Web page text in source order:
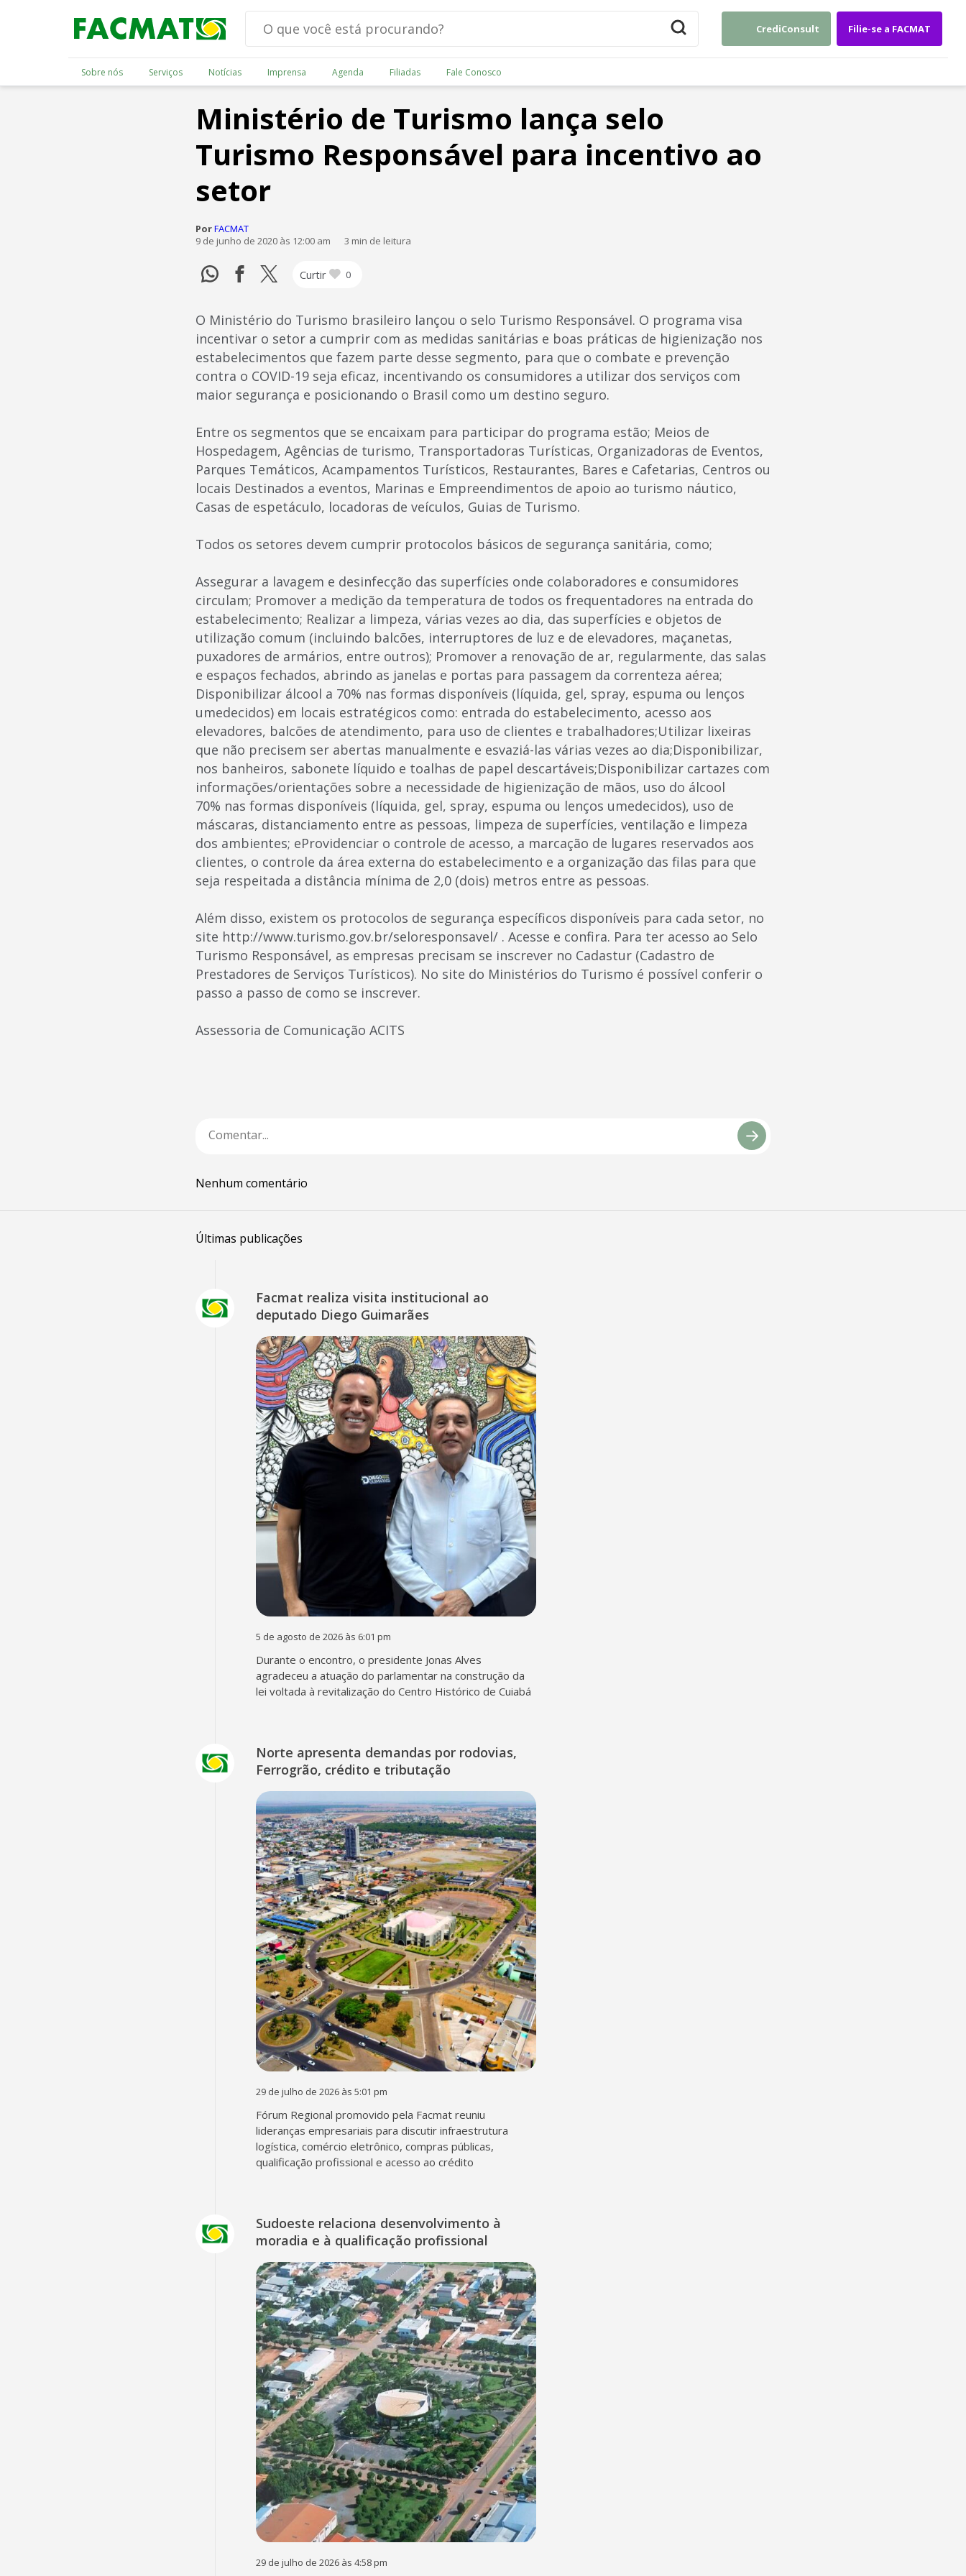
CrediConsult Filie-se a FACMAT
Sobre nós Serviços Notícias Imprensa Agenda Filiadas Fale Conosco
Ministério de Turismo lança selo
Turismo Responsável para incentivo ao
setor
PorFACMAT
9 de junho de 2020 às 12:00 am
3 min de leitura
Curtir 0
O Ministério do Turismo brasileiro lançou o selo Turismo Responsável. O programa visa
incentivar o setor a cumprir com as medidas sanitárias e boas práticas de higienização nos
estabelecimentos que fazem parte desse segmento, para que o combate e prevenção
contra o COVID-19 seja eficaz, incentivando os consumidores a utilizar dos serviços com
maior segurança e posicionando o Brasil como um destino seguro.
Entre os segmentos que se encaixam para participar do programa estão; Meios de
Hospedagem, Agências de turismo, Transportadoras Turísticas, Organizadoras de Eventos,
Parques Temáticos, Acampamentos Turísticos, Restaurantes, Bares e Cafetarias, Centros ou
locais Destinados a eventos, Marinas e Empreendimentos de apoio ao turismo náutico,
Casas de espetáculo, locadoras de veículos, Guias de Turismo.
Todos os setores devem cumprir protocolos básicos de segurança sanitária, como;
Assegurar a lavagem e desinfecção das superfícies onde colaboradores e consumidores
circulam; Promover a medição da temperatura de todos os frequentadores na entrada do
estabelecimento; Realizar a limpeza, várias vezes ao dia, das superfícies e objetos de
utilização comum (incluindo balcões, interruptores de luz e de elevadores, maçanetas,
puxadores de armários, entre outros); Promover a renovação de ar, regularmente, das salas
e espaços fechados, abrindo as janelas e portas para passagem da correnteza aérea;
Disponibilizar álcool a 70% nas formas disponíveis (líquida, gel, spray, espuma ou lenços
umedecidos) em locais estratégicos como: entrada do estabelecimento, acesso aos
elevadores, balcões de atendimento, para uso de clientes e trabalhadores;Utilizar lixeiras
que não precisem ser abertas manualmente e esvaziá-las várias vezes ao dia;Disponibilizar,
nos banheiros, sabonete líquido e toalhas de papel descartáveis;Disponibilizar cartazes com
informações/orientações sobre a necessidade de higienização de mãos, uso do álcool
70% nas formas disponíveis (líquida, gel, spray, espuma ou lenços umedecidos), uso de
máscaras, distanciamento entre as pessoas, limpeza de superfícies, ventilação e limpeza
dos ambientes; eProvidenciar o controle de acesso, a marcação de lugares reservados aos
clientes, o controle da área externa do estabelecimento e a organização das filas para que
seja respeitada a distância mínima de 2,0 (dois) metros entre as pessoas.
Além disso, existem os protocolos de segurança específicos disponíveis para cada setor, no
site http://www.turismo.gov.br/seloresponsavel/ . Acesse e confira. Para ter acesso ao Selo
Turismo Responsável, as empresas precisam se inscrever no Cadastur (Cadastro de
Prestadores de Serviços Turísticos). No site do Ministérios do Turismo é possível conferir o
passo a passo de como se inscrever.
Assessoria de Comunicação ACITS
Nenhum comentário
Últimas publicações
Facmat realiza visita institucional ao
deputado Diego Guimarães
5 de agosto de 2026 às 6:01 pm
Durante o encontro, o presidente Jonas Alves
agradeceu a atuação do parlamentar na construção da
lei voltada à revitalização do Centro Histórico de Cuiabá
Norte apresenta demandas por rodovias,
Ferrogrão, crédito e tributação
29 de julho de 2026 às 5:01 pm
Fórum Regional promovido pela Facmat reuniu
lideranças empresariais para discutir infraestrutura
logística, comércio eletrônico, compras públicas,
qualificação profissional e acesso ao crédito
Sudoeste relaciona desenvolvimento à
moradia e à qualificação profissional
29 de julho de 2026 às 4:58 pm